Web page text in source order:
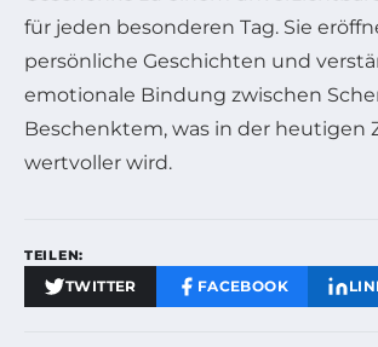
für jeden besonderen Tag. Sie
persönliche Geschichten und
emotionale Bindung zwischen
Beschenktem, was in der heutigen
wertvoller wird.
TEILEN:
TWITTER FACEBOOK